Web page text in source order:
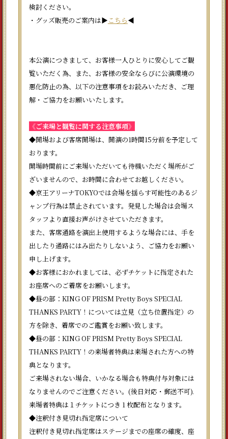
検討ください。
・グッズ販売のご案内は▶こちら◀
本公演につきまして、お客様一人ひとりに安心してご観
覧いただく為、また、お客様の安全ならびに公演環境の
悪化防止の為、以下の注意事項をお読みいただき、ご理
解・ご協力をお願いいたします。
《ご来場と観覧に関する注意事項》
◆開場および客席開場は、開演の1時間15分前を予定して
おります。
開場時間前にご来場いただいても待機いただく場所がご
ざいませんので、お時間に合わせてお越しください。
◆京王アリーナTOKYOでは会場を揺らす可能性のあるジ
ャンプ行為は禁止されています。発見した場合は会場ス
タッフより直接お声がけさせていただきます。
また、客席通路を演出上使用するような場合には、手を
出したり通路にはみ出たりしないよう、ご協力をお願い
申し上げます。
◆お客様におかれましては、必ずチケットに指定された
お座席へのご着席をお願いします。
◆昼の部：KING OF PRISM Pretty Boys SPECIAL
THANKS PARTY！については立見（立ち位置指定）の
方を除き、着席でのご鑑賞をお願い致します。
◆昼の部：KING OF PRISM Pretty Boys SPECIAL
THANKS PARTY！の来場者特典は来場された方への特
典となります。
ご来場されない場合、いかなる場合も特典付与対象には
なりませんのでご注意ください。(後日対応・郵送不可).
来場者特典は１チケットにつき 1 枚配布となります。
◆注釈付き見切れ指定席について
注釈付き見切れ指定席はステージまでの座席の確度、座